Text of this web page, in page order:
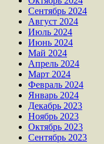
Сентябрь 2024
Август 2024
Июль 2024
Июнь 2024
Май 2024
Апрель 2024
Март 2024
Февраль 2024
Январь 2024
Декабрь 2023
Ноябрь 2023
Октябрь 2023
Сентябрь 2023